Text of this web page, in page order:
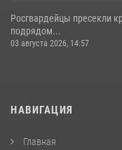
Росгвардейцы пресекли
подрядом...
03 августа 2026, 14:57
НАВИГАЦИЯ
Главная